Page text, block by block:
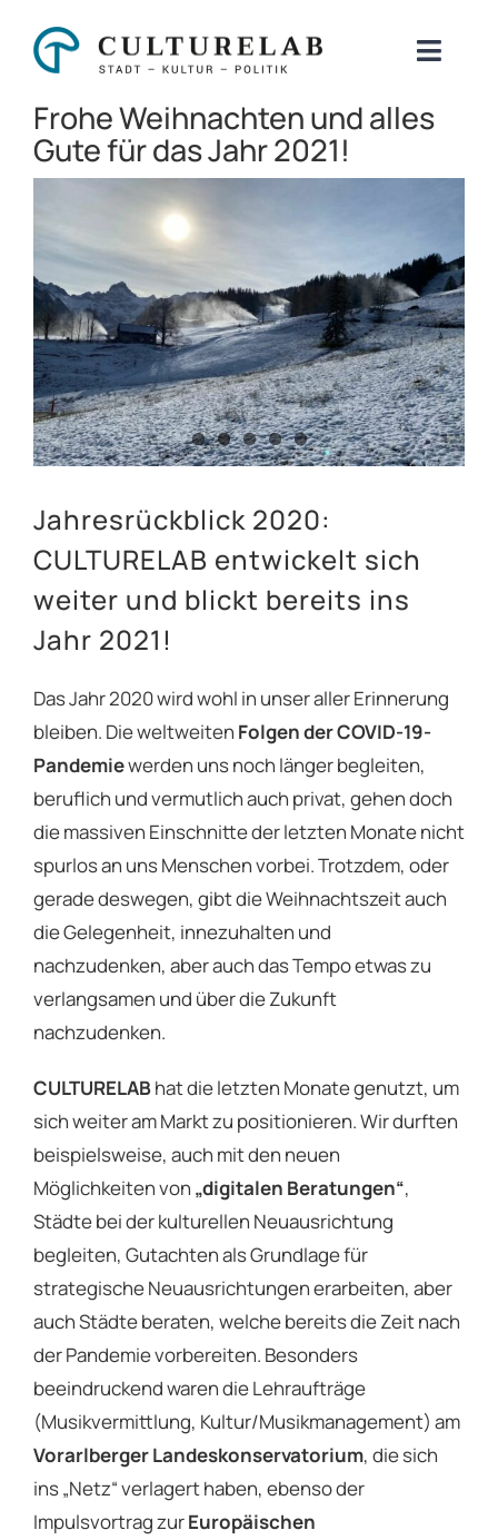
Inhalt
springen
Über uns
Beratung
Digitalisierung & KI
Initativen
Blog
Kontakt
Frohe Weihnachten und alles
Gute für das Jahr 2021!
Jahresrückblick 2020:
CULTURELAB entwickelt sich
weiter und blickt bereits ins
Jahr 2021!
Das Jahr 2020 wird wohl in unser aller Erinnerung
bleiben. Die weltweiten Folgen der COVID-19-
Pandemiewerden uns noch länger begleiten,
beruflich und vermutlich auch privat, gehen doch
die massiven Einschnitte der letzten Monate nicht
spurlos an uns Menschen vorbei. Trotzdem, oder
gerade deswegen, gibt die Weihnachtszeit auch
die Gelegenheit, innezuhalten und
nachzudenken, aber auch das Tempo etwas zu
verlangsamen und über die Zukunft
nachzudenken.
CULTURELABhat die letzten Monate genutzt, um
sich weiter am Markt zu positionieren. Wir durften
beispielsweise, auch mit den neuen
Möglichkeiten von „digitalen Beratungen“,
Städte bei der kulturellen Neuausrichtung
begleiten, Gutachten als Grundlage für
strategische Neuausrichtungen erarbeiten, aber
auch Städte beraten, welche bereits die Zeit nach
der Pandemie vorbereiten. Besonders
beeindruckend waren die Lehraufträge
(Musikvermittlung, Kultur/Musikmanagement) am
Vorarlberger Landeskonservatorium, die sich
ins „Netz“ verlagert haben, ebenso der
Impulsvortrag zurEuropäischen